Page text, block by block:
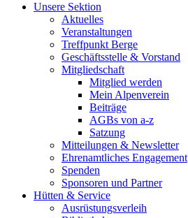
Unsere Sektion
Aktuelles
Veranstaltungen
Treffpunkt Berge
Geschäftsstelle & Vorstand
Mitgliedschaft
Mitglied werden
Mein Alpenverein
Beiträge
AGBs von a-z
Satzung
Mitteilungen & Newsletter
Ehrenamtliches Engagement
Spenden
Sponsoren und Partner
Hütten & Service
Ausrüstungsverleih